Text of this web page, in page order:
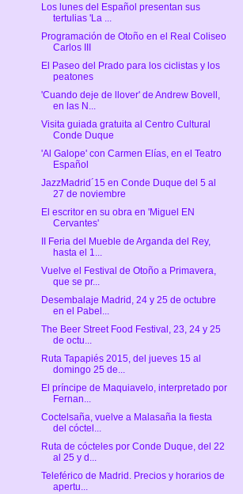
Los lunes del Español presentan sus
tertulias 'La ...
Programación de Otoño en el Real Coliseo
Carlos III
El Paseo del Prado para los ciclistas y los
peatones
'Cuando deje de llover' de Andrew Bovell,
en las N...
Visita guiada gratuita al Centro Cultural
Conde Duque
'Al Galope' con Carmen Elías, en el Teatro
Español
JazzMadrid´15 en Conde Duque del 5 al
27 de noviembre
El escritor en su obra en 'Miguel EN
Cervantes'
II Feria del Mueble de Arganda del Rey,
hasta el 1...
Vuelve el Festival de Otoño a Primavera,
que se pr...
Desembalaje Madrid, 24 y 25 de octubre
en el Pabel...
The Beer Street Food Festival, 23, 24 y 25
de octu...
Ruta Tapapiés 2015, del jueves 15 al
domingo 25 de...
El príncipe de Maquiavelo, interpretado por
Fernan...
Coctelsaña, vuelve a Malasaña la fiesta
del cóctel...
Ruta de cócteles por Conde Duque, del 22
al 25 y d...
Teleférico de Madrid. Precios y horarios de
apertu...